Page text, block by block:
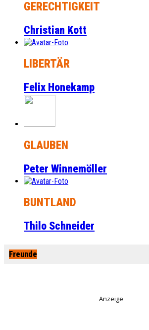
GERECHTIGKEIT
Christian Kott
LIBERTÄR
Felix Honekamp
GLAUBEN
Peter Winnemöller
BUNTLAND
Thilo Schneider
Freunde
Anzeige